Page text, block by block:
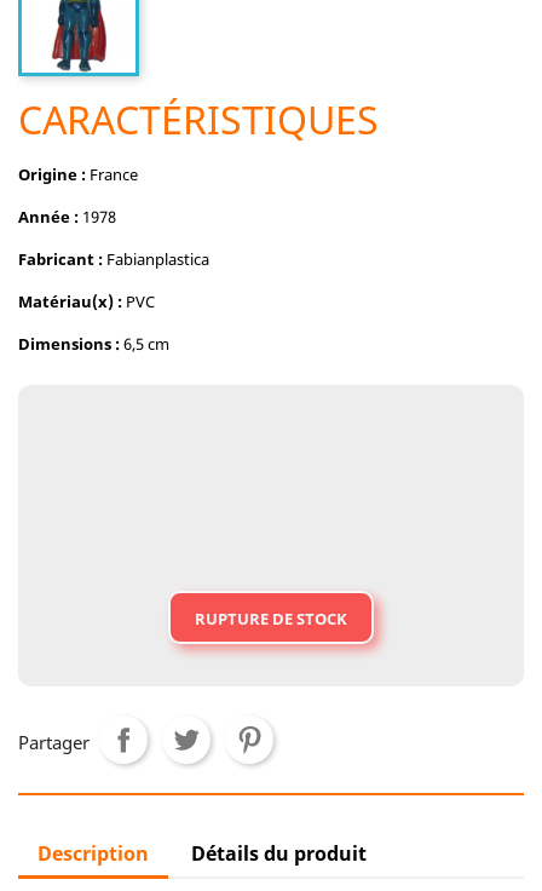
CARACTÉRISTIQUES
Origine : France
Année : 1978
Fabricant : Fabianplastica
Matériau(x) : PVC
Dimensions :6,5 cm
RUPTURE DE STOCK
Partager
Description Détails du produit